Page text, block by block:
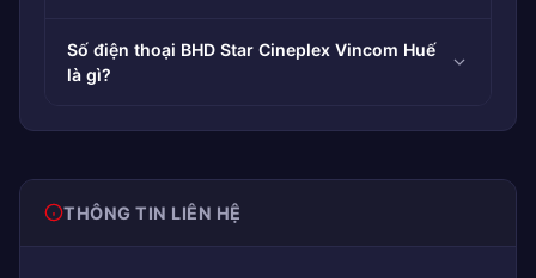
Số điện thoại BHD Star Cineplex Vincom Huế
là gì?
THÔNG TIN LIÊN HỆ